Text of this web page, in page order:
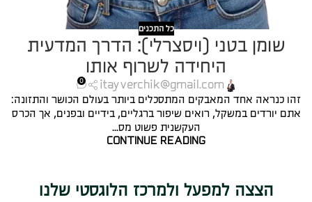
כל התכנים
שומן בטני (ויסצרלי): הדרך המדעית
היחידה לשרוף אותו
itayverchik@gmail.com
0
זהו כנראה אחד המאבקים המתסכלים ביותר בעולם הכושר והתזונה:
אתם יורדים במשקל, רואים שיפור ברגליים, בידיים ובפנים, אך הכרס
העקשנית פשוט מס...
CONTINUE READING
הצצה למפעל ולמרכז הלוגסטי שלנו